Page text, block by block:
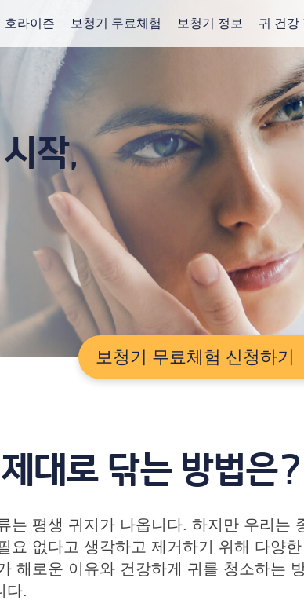
호라이즌 보청기 무료체험 보청기 정보 귀 건강
작,
보청기 무료체험 신청하기
대로 닦는 방법은?
는 평생 귀지가 나옵니다. 하지만 우리는
요 없다고 생각하고 제거하기 위해 다양
해로운 이유와 건강하게 귀를 청소하는
다.